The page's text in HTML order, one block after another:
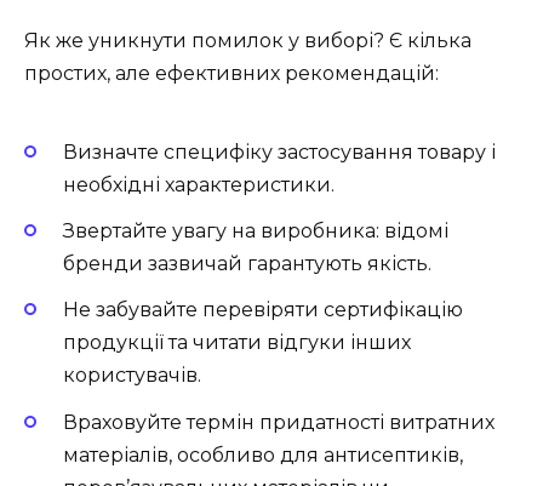
Як же уникнути помилок у виборі? Є кілька
простих, але ефективних рекомендацій:
Визначте специфіку застосування товару і
необхідні характеристики.
Звертайте увагу на виробника: відомі
бренди зазвичай гарантують якість.
Не забувайте перевіряти сертифікацію
продукції та читати відгуки інших
користувачів.
Враховуйте термін придатності витратних
матеріалів, особливо для антисептиків,